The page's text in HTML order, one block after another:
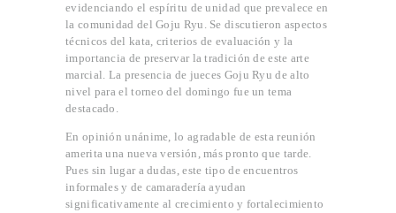
OGKK YUETSU
ASSOCIATION
CONTACTO
evidenciando el espíritu de unidad que prevalece en
la comunidad del Goju Ryu. Se discutieron aspectos
técnicos del kata, criterios de evaluación y la
importancia de preservar la tradición de este arte
marcial. La presencia de jueces Goju Ryu de alto
nivel para el torneo del domingo fue un tema
destacado.
En opinión unánime, lo agradable de esta reunión
amerita una nueva versión, más pronto que tarde.
Pues sin lugar a dudas, este tipo de encuentros
informales y de camaradería ayudan
significativamente al crecimiento y fortalecimiento